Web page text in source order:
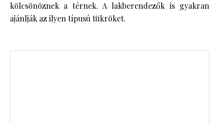
kölcsönöznek a térnek. A lakberendezők is gyakran
ajánlják az ilyen típusú tükröket.